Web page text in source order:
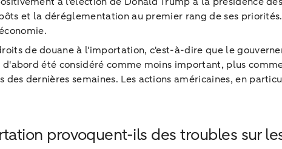
et la déréglementation au premier rang de ses
de douane à l'importation, c'est-à-dire que le
été considéré comme moins important, plus
dernières semaines. Les actions américaines, en
provoquent-ils des troubles sur